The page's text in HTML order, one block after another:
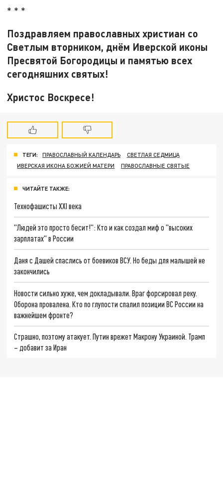
* * *
Поздравляем православных христиан со
Светлым вторником, днём Иверской иконы
Пресвятой Богородицы и памятью всех
сегодняшних святых!
Христос Воскресе!
ТЕГИ: ПРАВОСЛАВНЫЙ КАЛЕНДАРЬ
СВЕТЛАЯ СЕДМИЦА
ИВЕРСКАЯ ИКОНА БОЖИЕЙ МАТЕРИ
ПРАВОСЛАВНЫЕ СВЯТЫЕ
ЧИТАЙТЕ ТАКЖЕ:
Технофашисты XXI века
"Людей это просто бесит!": Кто и как создал миф о "высоких
зарплатах" в России
Даня с Дашей спаслись от боевиков ВСУ. Но беды для малышей не
закончились
Новости сильно хуже, чем докладывали. Враг форсировал реку.
Оборона провалена. Кто по глупости спалил позиции ВС России на
важнейшем фронте?
Страшно, поэтому атакует. Путин врежет Макрону Украиной. Трамп
– добавит за Иран